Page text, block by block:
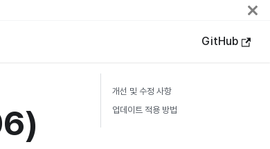
GitHub
개선 및 수정 사항
업데이트 적용 방법